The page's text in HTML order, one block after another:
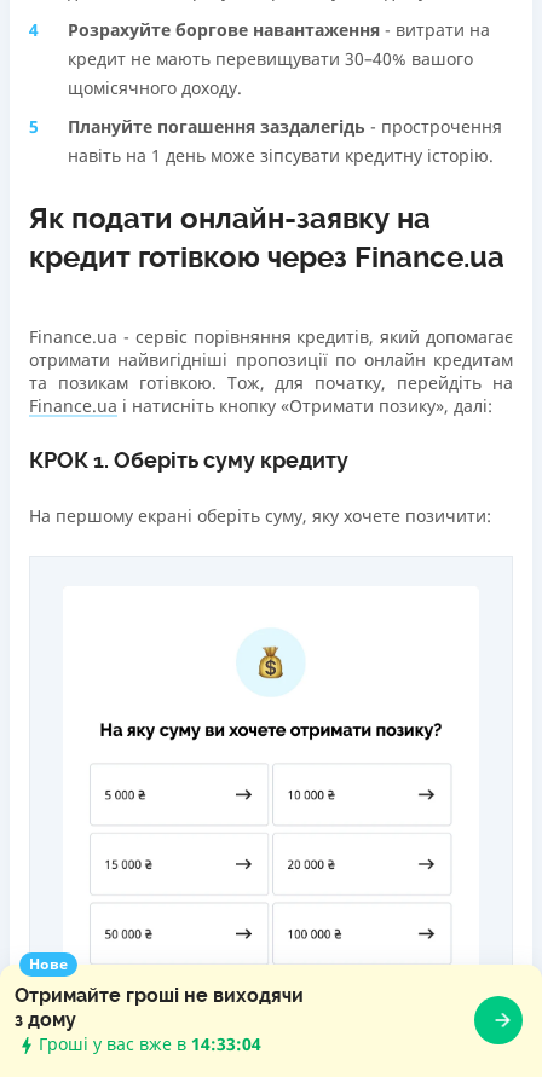
Нове
Отримайте гроші не виходячи
з дому
Гроші у вас вже в 14:33:06
Розрахуйте боргове навантаження - витрати на
кредит не мають перевищувати 30–40% вашого
щомісячного доходу.
Плануйте погашення заздалегідь - прострочення
навіть на 1 день може зіпсувати кредитну історію.
Як подати онлайн-заявку на
кредит готівкою через Finance.ua
Finance.ua - сервіс порівняння кредитів, який допомагає
отримати найвигідніші пропозиції по онлайн кредитам
та позикам готівкою. Тож, для початку, перейдіть на
Finance.ua і натисніть кнопку «Отримати позику», далі:
КРОК 1. Оберіть суму кредиту
На першому екрані оберіть суму, яку хочете позичити: